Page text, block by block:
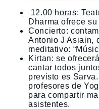
12.00 horas:
Dharma ofrece su
Concierto:
Antonio J Asiain,
meditativo:
Kirtan: se
cantar todos
previsto es
profesores de
para compartir
asistentes.